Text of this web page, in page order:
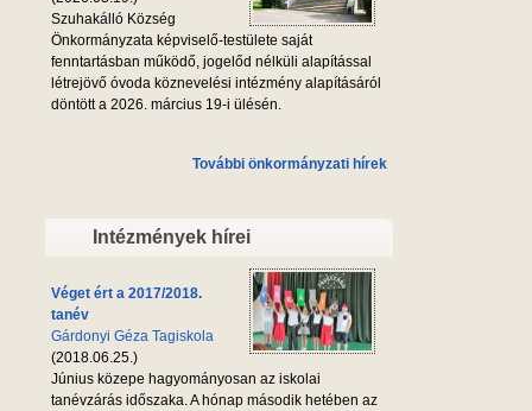
Szuhakálló Község
Önkormányzata képviselő-testülete saját
fenntartásban működő, jogelőd nélküli alapítással
létrejövő óvoda köznevelési intézmény alapításáról
döntött a 2026. március 19-i ülésén.
További önkormányzati hírek
Intézmények hírei
Véget ért a 2017/2018.
tanév
Gárdonyi Géza Tagiskola
(2018.06.25.)
Június közepe hagyományosan az iskolai
tanévzárás időszaka. A hónap második hetében az